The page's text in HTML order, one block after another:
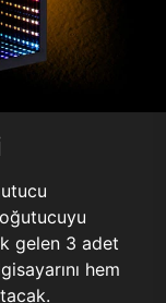
gelen 3 adet
hem